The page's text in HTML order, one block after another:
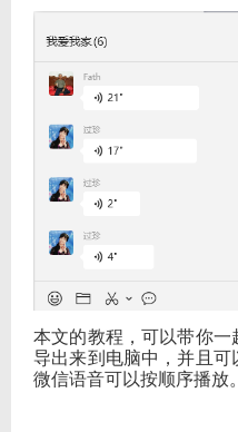
本文的教程，可以带你
导出来到电脑中，并且
微信语音可以按顺序播放。